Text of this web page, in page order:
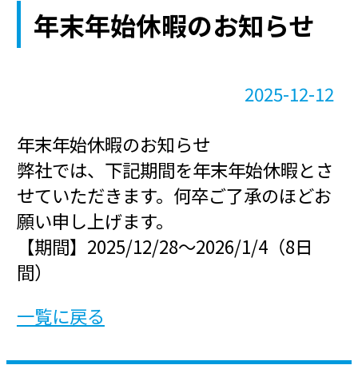
年末年始休暇のお知らせ
2025-12-12
年末年始休暇のお知らせ
弊社では、下記期間を年末年始休暇とさ
せていただきます。何卒ご了承のほどお
願い申し上げます。
【期間】2025/12/28～2026/1/4（8日
間）
一覧に戻る